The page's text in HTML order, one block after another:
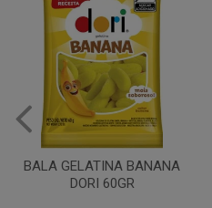
BALA GELATINA BANANA
DORI 60GR